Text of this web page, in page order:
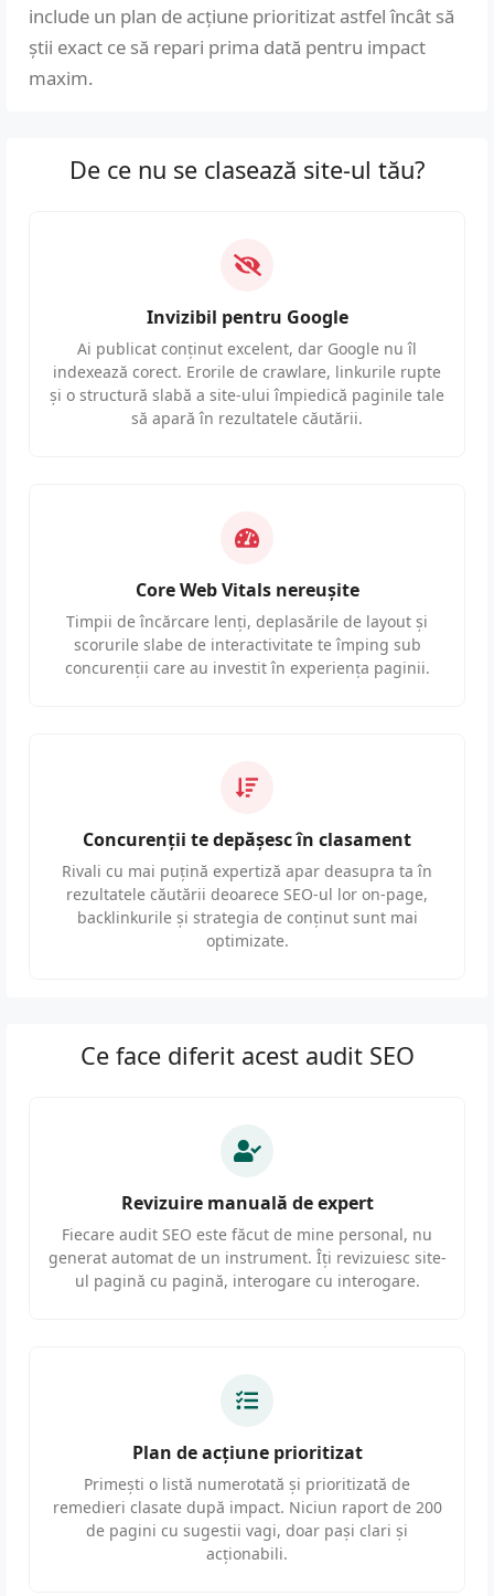
include un plan de acțiune prioritizat astfel încât să
știi exact ce să repari prima dată pentru impact
maxim.
De ce nu se clasează site-ul tău?
Invizibil pentru Google
Ai publicat conținut excelent, dar Google nu îl
indexează corect. Erorile de crawlare, linkurile rupte
și o structură slabă a site-ului împiedică paginile tale
să apară în rezultatele căutării.
Core Web Vitals nereușite
Timpii de încărcare lenți, deplasările de layout și
scorurile slabe de interactivitate te împing sub
concurenții care au investit în experiența paginii.
Concurenții te depășesc în clasament
Rivali cu mai puțină expertiză apar deasupra ta în
rezultatele căutării deoarece SEO-ul lor on-page,
backlinkurile și strategia de conținut sunt mai
optimizate.
Ce face diferit acest audit SEO
Revizuire manuală de expert
Fiecare audit SEO este făcut de mine personal, nu
generat automat de un instrument. Îți revizuiesc site-
ul pagină cu pagină, interogare cu interogare.
Plan de acțiune prioritizat
Primești o listă numerotată și prioritizată de
remedieri clasate după impact. Niciun raport de 200
de pagini cu sugestii vagi, doar pași clari și
acționabili.